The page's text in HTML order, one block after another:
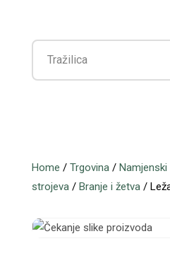
Home / Trgovina/ Namjenski
strojeva/ Branje i žetva/